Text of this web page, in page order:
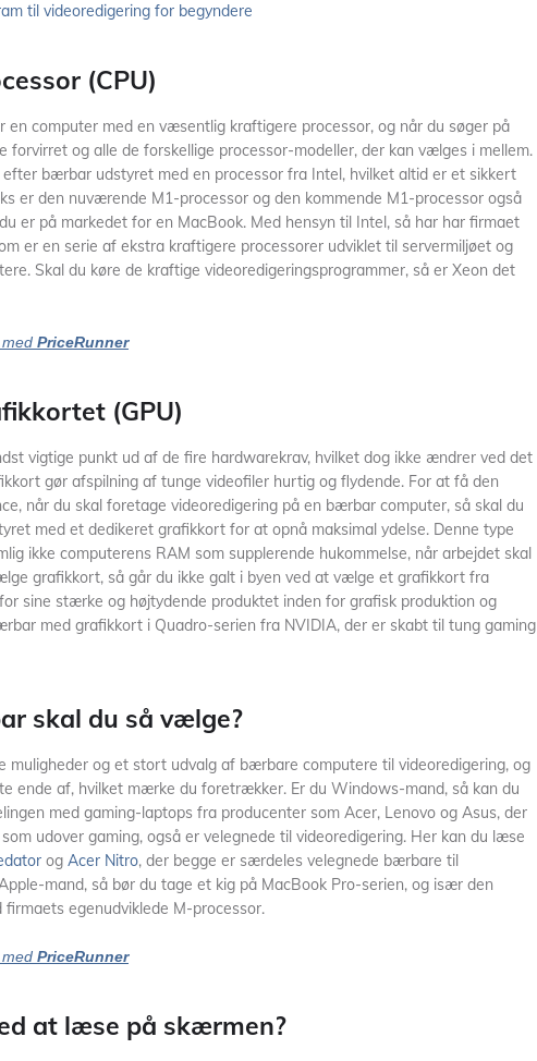
til videoredigering for begyndere
(CPU)
en computer med en væsentlig kraftigere processor, og når du søger på
forvirret og alle de forskellige processor-modeller, der kan vælges i mellem.
bærbar udstyret med en processor fra Intel, hvilket altid er et sikkert
er den nuværende M1-processor og den kommende M1-processor også
er på markedet for en MacBook. Med hensyn til Intel, så har har firmaet
er en serie af ekstra kraftigere processorer udviklet til servermiljøet og
Skal du køre de kraftige videoredigeringsprogrammer, så er Xeon det
PriceRunner
(GPU)
vigtige punkt ud af de fire hardwarekrav, hvilket dog ikke ændrer ved det
gør afspilning af tunge videofiler hurtig og flydende. For at få den
når du skal foretage videoredigering på en bærbar computer, så skal du
med et dedikeret grafikkort for at opnå maksimal ydelse. Denne type
ikke computerens RAM som supplerende hukommelse, når arbejdet skal
grafikkort, så går du ikke galt i byen ved at vælge et grafikkort fra
sine stærke og højtydende produktet inden for grafisk produktion og
med grafikkort i Quadro-serien fra NVIDIA, der er skabt til tung gaming
skal du så vælge?
muligheder og et stort udvalg af bærbare computere til videoredigering, og
ende af, hvilket mærke du foretrækker. Er du Windows-mand, så kan du
med gaming-laptops fra producenter som Acer, Lenovo og Asus, der
udover gaming, også er velegnede til videoredigering. Her kan du læse
og Acer Nitro, der begge er særdeles velegnede bærbare til
mand, så bør du tage et kig på MacBook Pro-serien, og især den
egenudviklede M-processor.
PriceRunner
at læse på skærmen?